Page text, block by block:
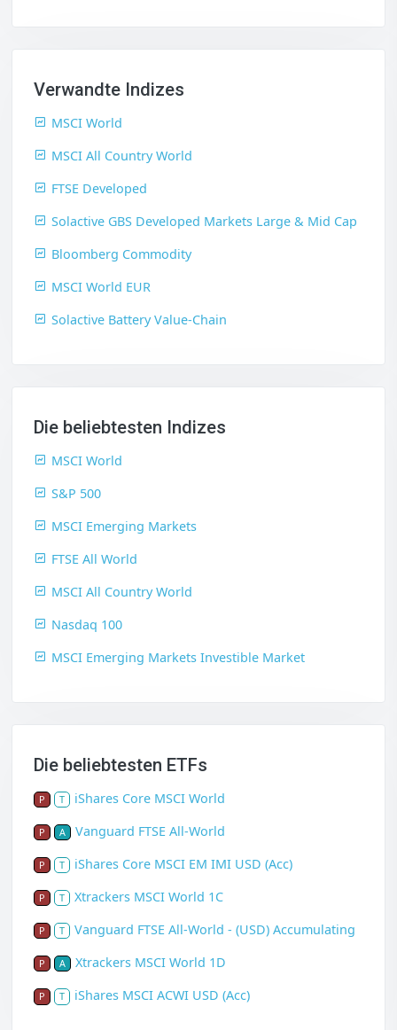
Verwandte Indizes
MSCI World
MSCI All Country World
FTSE Developed
Solactive GBS Developed Markets Large & Mid Cap
Bloomberg Commodity
MSCI World EUR
Solactive Battery Value-Chain
Die beliebtesten Indizes
MSCI World
S&P 500
MSCI Emerging Markets
FTSE All World
MSCI All Country World
Nasdaq 100
MSCI Emerging Markets Investible Market
Die beliebtesten ETFs
P T iShares Core MSCI World
P A Vanguard FTSE All-World
P T iShares Core MSCI EM IMI USD (Acc)
P T Xtrackers MSCI World 1C
P T Vanguard FTSE All-World - (USD) Accumulating
P A Xtrackers MSCI World 1D
P T iShares MSCI ACWI USD (Acc)